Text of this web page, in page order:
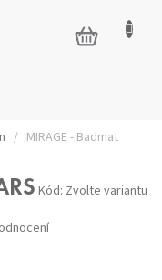
NÁKUPNÍ
KOŠÍK
/ MIRAGE - Badmat
Kód: Zvolte variantu